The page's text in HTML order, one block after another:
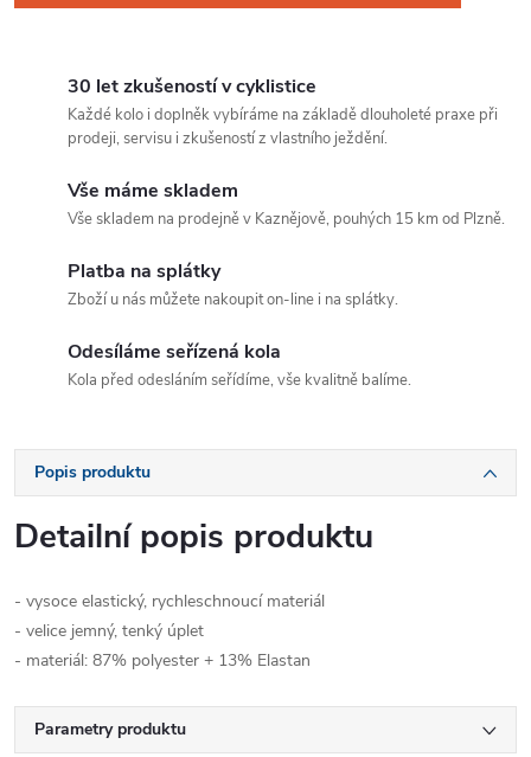
30 let zkušeností v cyklistice
Každé kolo i doplněk vybíráme na základě dlouholeté praxe při
prodeji, servisu i zkušeností z vlastního ježdění.
Vše máme skladem
Vše skladem na prodejně v Kaznějově, pouhých 15 km od Plzně.
Platba na splátky
Zboží u nás můžete nakoupit on-line i na splátky.
Odesíláme seřízená kola
Kola před odesláním seřídíme, vše kvalitně balíme.
Popis produktu
Detailní popis produktu
- vysoce elastický, rychleschnoucí materiál
- velice jemný, tenký úplet
- materiál: 87% polyester + 13% Elastan
Parametry produktu